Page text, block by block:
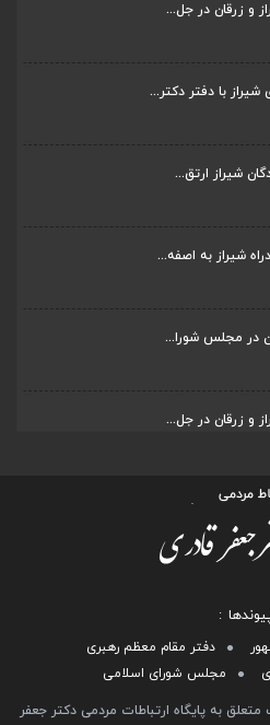
و زرقان در جل...
با دفتر دکتر...
شیراز ارتق...
در مجلس شورا...
و زرقان در جل...
دفتر مقام معظم رهبری
مجلس شورای اسلامی
به پایگاه ارتباطات مردمی دکتر جعفر